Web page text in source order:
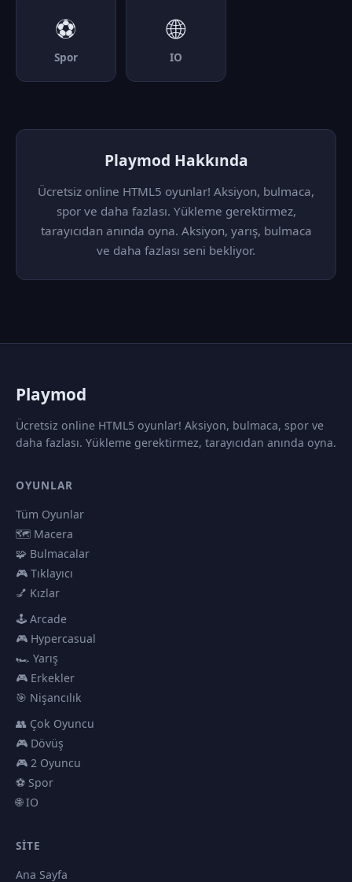
⚽
Spor
🌐
IO
Playmod Hakkında
Ücretsiz online HTML5 oyunlar! Aksiyon, bulmaca,
spor ve daha fazlası. Yükleme gerektirmez,
tarayıcıdan anında oyna. Aksiyon, yarış, bulmaca
ve daha fazlası seni bekliyor.
Playmod
Ücretsiz online HTML5 oyunlar! Aksiyon, bulmaca, spor ve
daha fazlası. Yükleme gerektirmez, tarayıcıdan anında oyna.
OYUNLAR
Tüm Oyunlar
🗺️ Macera
🧩 Bulmacalar
🎮 Tıklayıcı
💅 Kızlar
🕹️ Arcade
🎮 Hypercasual
🏎️ Yarış
🎮 Erkekler
🎯 Nişancılık
👥 Çok Oyuncu
🎮 Dövüş
🎮 2 Oyuncu
⚽ Spor
🌐 IO
SITE
Ana Sayfa